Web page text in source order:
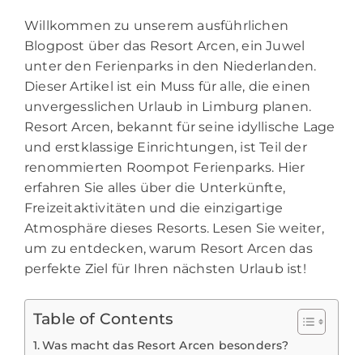
Willkommen zu unserem ausführlichen
Blogpost über das Resort Arcen, ein Juwel
unter den Ferienparks in den Niederlanden.
Dieser Artikel ist ein Muss für alle, die einen
unvergesslichen Urlaub in Limburg planen.
Resort Arcen, bekannt für seine idyllische Lage
und erstklassige Einrichtungen, ist Teil der
renommierten Roompot Ferienparks. Hier
erfahren Sie alles über die Unterkünfte,
Freizeitaktivitäten und die einzigartige
Atmosphäre dieses Resorts. Lesen Sie weiter,
um zu entdecken, warum Resort Arcen das
perfekte Ziel für Ihren nächsten Urlaub ist!
Table of Contents
Was macht das Resort Arcen besonders?